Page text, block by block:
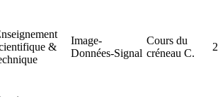
&
Image-
Données-Signal
Cours du
créneau C.